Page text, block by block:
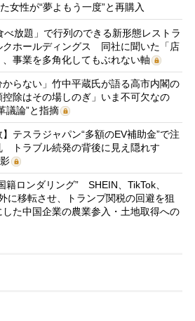
女性が“夢よもう一度”と再購入
べ放題」で行列のできる新形態レストラ
クホールディングス 同社に聞いた「店
事業を多角化してもぶれない軸
からない」竹中平蔵氏が語る高市内閣の
除はその場しのぎ」いま不可欠なの
議論”と指摘
】テスラジャパン“多額のEV補助金”で注
トラブル続発の背後に見え隠れす
籍ロンダリング” SHEIN、TikTok、
に移転させ、トランプ関税の回避を狙
た中国企業の農業参入・土地取得への